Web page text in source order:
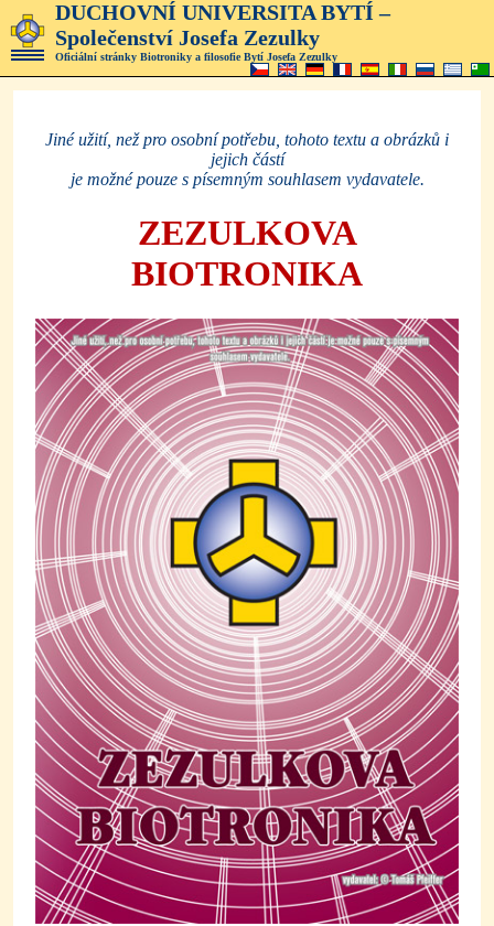
DUCHOVNÍ UNIVERSITA BYTÍ –
Společenství Josefa Zezulky
Oficiální stránky Biotroniky a filosofie Bytí Josefa Zezulky
Jiné užití, než pro osobní potřebu, tohoto textu a obrázků i
jejich částí
je možné pouze s písemným souhlasem vydavatele.
ZEZULKOVA
BIOTRONIKA